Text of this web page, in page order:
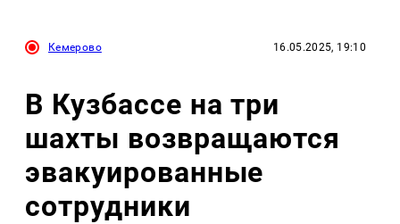
Кемерово 16.05.2025, 19:10
В Кузбассе на три
шахты возвращаются
эвакуированные
сотрудники